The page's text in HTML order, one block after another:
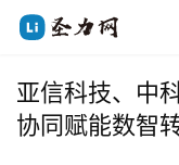
亚信科技、中
协同赋能数智